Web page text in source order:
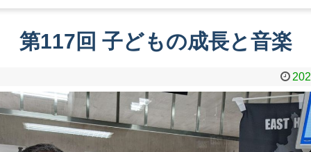
第117回 子どもの成長と音楽